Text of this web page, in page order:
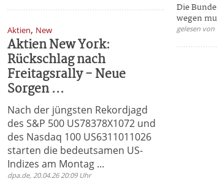
Aktien, New
Aktien New York:
Rückschlag nach
Freitagsrally - Neue
Sorgen ...
Nach der jüngsten Rekordjagd
des S&P 500 US78378X1072 und
des Nasdaq 100 US6311011026
starten die bedeutsamen US-
Indizes am Montag ...
dpa.de, 20.04.26 20:09 Uhr
Die
wegen
gelesen